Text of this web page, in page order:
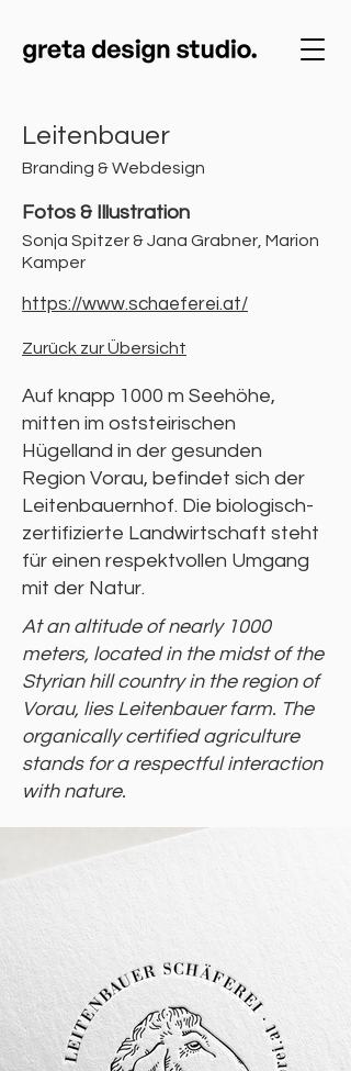
Leitenbauer
Branding & Webdesign
Fotos & Illustration
Sonja Spitzer & Jana Grabner, Marion
Kamper
https://www.schaeferei.at/
Zurück zur Übersicht
Auf knapp 1000 m Seehöhe,
mitten im oststeirischen
Hügelland in der gesunden
Region Vorau, befindet sich der
Leitenbauernhof. Die biologisch-
zertifizierte Landwirtschaft steht
für einen respektvollen Umgang
mit der Natur.
At an altitude of nearly 1000
meters, located in the midst of the
Styrian hill country in the region of
Vorau, lies Leitenbauer farm. The
organically certified agriculture
stands for a respectful interaction
with nature.